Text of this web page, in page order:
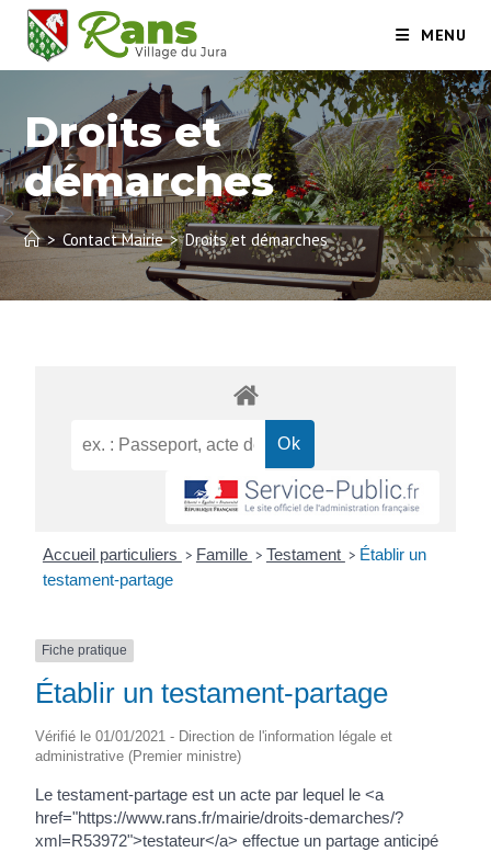
MENU
Droits et
démarches
> Contact Mairie > Droits et démarches
Accueil particuliers > Famille > Testament > Établir un
testament-partage
Fiche pratique
Établir un testament-partage
Vérifié le 01/01/2021 - Direction de l'information légale et
administrative (Premier ministre)
Le testament-partage est un acte par lequel le <a
href="https://www.rans.fr/mairie/droits-demarches/?
xml=R53972">testateur</a> effectue un partage anticipé